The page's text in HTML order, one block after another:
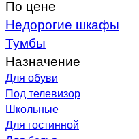
По цене
Недорогие шкафы
Тумбы
Назначение
Для обуви
Под телевизор
Школьные
Для гостинной